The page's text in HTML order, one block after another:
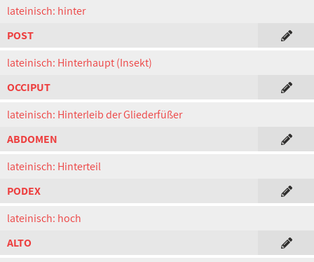
lateinisch: hinter
POST
lateinisch: Hinterhaupt (Insekt)
OCCIPUT
lateinisch: Hinterleib der Gliederfüßer
ABDOMEN
lateinisch: Hinterteil
PODEX
lateinisch: hoch
ALTO